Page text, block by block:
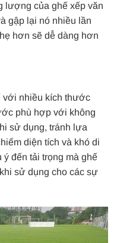
lượng của ghế xếp văn
gập lại nó nhiều lần
hơn sẽ dễ dàng hơn
với nhiều kích thước
phù hợp với không
sử dụng, tránh lựa
diện tích và khó di
đến tải trọng mà ghế
sử dụng cho các sự